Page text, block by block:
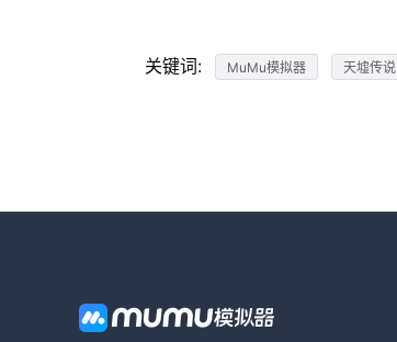
关键词: MuMu模拟器 天墟传说